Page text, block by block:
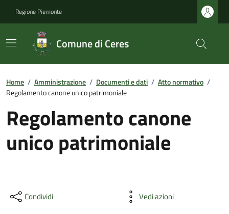
Regione Piemonte
Comune di Ceres
Home / Amministrazione / Documenti e dati / Atto normativo /
Regolamento canone unico patrimoniale
Regolamento canone
unico patrimoniale
Condividi Vedi azioni